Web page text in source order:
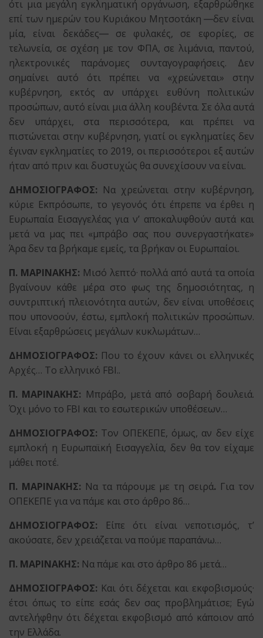
ότι μια μεγάλη εγκληματική οργάνωση, εξαρθρώθηκε
επί των ημερών του Κυριάκου Μητσοτάκη ―δεν είναι
μία, είναι δεκάδες― σε φυλακές, σε εφορίες, σε
τελωνεία, σε σχέση με τον ΦΠΑ, σε λιμάνια, παντού,
ηλεκτρονικές παράνομες συνταγογραφήσεις. Δεν
σημαίνει αυτό ότι πρέπει να «χρεώνεται» στην
κυβέρνηση, εκτός αν υπάρχει ευθύνη πολιτικών
προσώπων, αυτό είναι μια άλλη κουβέντα. Σε όλα αυτά
δεν υπάρχει, στα περισσότερα, και πρέπει να
πιστώνεται στην κυβέρνηση, γιατί οι εγκληματίες δεν
έγιναν εγκληματίες το 2019, οι περισσότεροι εξ αυτών
ήταν από πριν και δυστυχώς θα συνεχίσουν να είναι.
ΔΗΜΟΣΙΟΓΡΑΦΟΣ: Να χρεώνεται στην κυβέρνηση,
κύριε Εκπρόσωπε, το γεγονός ότι έπρεπε να έρθει η
Ευρωπαία Εισαγγελέας για ν’ αποκαλυφθούν αυτά και
μετά να μας πει «μπράβο σας που συνεργαστήκατε»
Άρα δεν τα βρήκαμε εμείς, τα βρήκαν οι Ευρωπαίοι.
Π. ΜΑΡΙΝΑΚΗΣ: Μισό λεπτό· πολλά από αυτά τα οποία
βγαίνουν κάθε μέρα στο φως της δημοσιότητας, η
συντριπτική πλειονότητα αυτών, δεν είναι υποθέσεις
που υπονοούν, έστω, εμπλοκή πολιτικών προσώπων.
Είναι εξαρθρώσεις μεγάλων κυκλωμάτων…
ΔΗΜΟΣΙΟΓΡΑΦΟΣ: Που το έχουν κάνει οι ελληνικές
Αρχές… Το ελληνικό FBI..
Π. ΜΑΡΙΝΑΚΗΣ: Μπράβο, μετά από σοβαρή δουλειά.
Όχι μόνο το FBI και το εσωτερικών υποθέσεων…
ΔΗΜΟΣΙΟΓΡΑΦΟΣ: Τον ΟΠΕΚΕΠΕ, όμως, αν δεν είχε
εμπλοκή η Ευρωπαϊκή Εισαγγελία, δεν θα τον είχαμε
μάθει ποτέ.
Π. ΜΑΡΙΝΑΚΗΣ: Να τα πάρουμε με τη σειρά. Για τον
ΟΠΕΚΕΠΕ για να πάμε και στο άρθρο 86…
ΔΗΜΟΣΙΟΓΡΑΦΟΣ:
Είπε ότι είναι νεποτισμός, τ’
ακούσατε, δεν χρειάζεται να πούμε παραπάνω…
Π. ΜΑΡΙΝΑΚΗΣ: Να πάμε και στο άρθρο 86 μετά…
ΔΗΜΟΣΙΟΓΡΑΦΟΣ: Και ότι δέχεται και εκφοβισμούς·
έτσι όπως το είπε εσάς δεν σας προβλημάτισε; Εγώ
αντελήφθην ότι δέχεται εκφοβισμό από κάποιον από
την Ελλάδα.